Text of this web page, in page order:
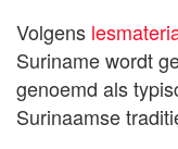
Volgens
Suriname wordt
genoemd als
Surinaamse